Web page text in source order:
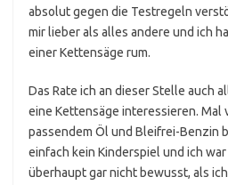
absolut gegen die Testregeln
mir lieber als alles andere und ich
einer Kettensäge rum.
Das Rate ich an dieser Stelle auch
eine Kettensäge interessieren. Mal
passendem Öl und Bleifrei-Benzin
einfach kein Kinderspiel und ich
überhaupt gar nicht bewusst, als